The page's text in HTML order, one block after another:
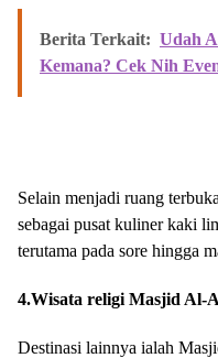
Berita Terkait: Udah
Kemana? Cek Nih
Selain menjadi ruang
sebagai pusat kuliner kaki
terutama pada sore hingga
4.Wisata religi Masjid Al-
Destinasi lainnya ialah